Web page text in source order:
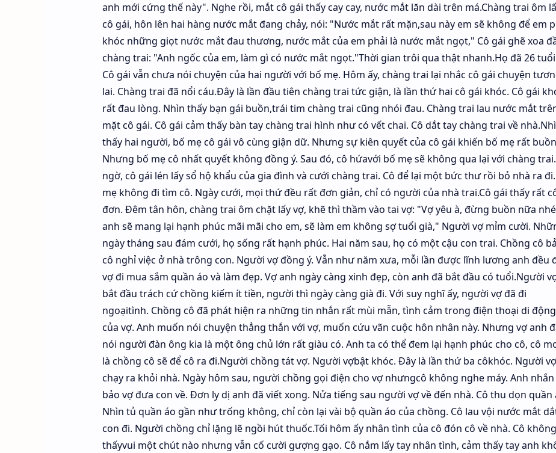
anh mới cứng thế này". Nghe rồi, mắt cô gái thấy cay cay, nước mắt lăn dài trên má.Chàng trai ôm
cô gái, hôn lên hai hàng nước mắt đang chảy, nói: "Nước mắt rất mặn,sau này em sẽ không để em
khóc những giọt nước mắt đau thương, nước mắt của em phải là nước mắt ngọt," Cô gái ghẽ xoa
chàng trai: "Anh ngốc của em, làm gì có nước mắt ngọt."Thời gian trôi qua thật nhanh.Họ đã 26
Cô gái vẫn chưa nói chuyện của hai người với bố mẹ. Hôm ấy, chàng trai lại nhắc cô gái chuyện
lai. Chàng trai đã nổi cáu.Đây là lần đầu tiên chàng trai tức giận, là lần thứ hai cô gái khóc. Cô gái
rất đau lòng. Nhìn thấy bạn gái buồn,trái tim chàng trai cũng nhói đau. Chàng trai lau nước mắt
mặt cô gái. Cô gái cảm thấy bàn tay chàng trai hình như có vết chai. Cô dắt tay chàng trai về
thấy hai người, bố mẹ cô gái vô cùng giận dữ. Nhưng sự kiên quyết của cô gái khiến bố mẹ rất
Nhưng bố mẹ cô nhất quyết không đồng ý. Sau đó, cô hứavới bố mẹ sẽ không qua lại với chàng
ngờ, cô gái lén lấy sổ hộ khẩu của gia đình và cưới chàng trai. Cô để lại một bức thư rồi bỏ nhà ra
mẹ không đi tìm cô. Ngày cưới, mọi thứ đều rất đơn giản, chỉ có người của nhà trai.Cô gái thấy rất
đơn. Đêm tân hôn, chàng trai ôm chặt lấy vợ, khẽ thì thầm vào tai vợ: "Vợ yêu à, đừng buồn nữa
anh sẽ mang lại hạnh phúc mãi mãi cho em, sẽ làm em không sợ tuổi già," Người vợ mỉm cười.
ngày tháng sau đám cưới, họ sống rất hạnh phúc. Hai năm sau, họ có một cậu con trai. Chồng cô
cô nghỉ việc ở nhà trông con. Người vợ đồng ý. Vẫn như năm xưa, mỗi lần được lĩnh lương anh đều
vợ đi mua sắm quần áo và làm đẹp. Vợ anh ngày càng xinh đẹp, còn anh đã bắt đầu có tuổi.Người
bắt đầu trách cứ chồng kiếm ít tiền, người thì ngày càng già đi. Với suy nghĩ ấy, người vợ đã đi
ngoạitình. Chồng cô đã phát hiện ra những tin nhắn rất mùi mẫn, tình cảm trong điện thoại di động
của vợ. Anh muốn nói chuyện thẳng thắn với vợ, muốn cứu vãn cuộc hôn nhân này. Nhưng vợ anh
nói người đàn ông kia là một ông chủ lớn rất giàu có. Anh ta có thể đem lại hạnh phúc cho cô, cô
là chồng cô sẽ để cô ra đi.Người chồng tát vợ. Người vợbật khóc. Đây là lần thứ ba côkhóc. Người vợ
chạy ra khỏi nhà. Ngày hôm sau, người chồng gọi điện cho vợ nhưngcô không nghe máy. Anh
bảo vợ đưa con về. Đơn ly dị anh đã viết xong. Nửa tiếng sau người vợ về đến nhà. Cô thu dọn quần
Nhìn tủ quần áo gần như trống không, chỉ còn lại vài bộ quần áo của chồng. Cô lau vội nước mắt
con đi. Người chồng chỉ lặng lẽ ngồi hút thuốc.Tối hôm ấy nhân tình của cô đón cô về nhà. Cô không
thấyvui một chút nào nhưng vẫn cố cười gượng gạo. Cô nắm lấy tay nhân tình, cảm thấy tay anh